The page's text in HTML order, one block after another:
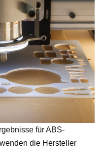
für ABS-
die Hersteller